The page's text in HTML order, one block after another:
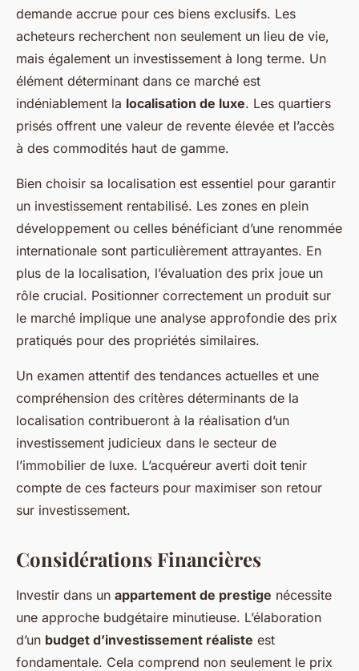
demande accrue pour ces biens exclusifs. Les
acheteurs recherchent non seulement un lieu de vie,
mais également un investissement à long terme. Un
élément déterminant dans ce marché est
indéniablement la localisation de luxe. Les quartiers
prisés offrent une valeur de revente élevée et l’accès
à des commodités haut de gamme.
Bien choisir sa localisation est essentiel pour garantir
un investissement rentabilisé. Les zones en plein
développement ou celles bénéficiant d’une renommée
internationale sont particulièrement attrayantes. En
plus de la localisation, l’évaluation des prix joue un
rôle crucial. Positionner correctement un produit sur
le marché implique une analyse approfondie des prix
pratiqués pour des propriétés similaires.
Un examen attentif des tendances actuelles et une
compréhension des critères déterminants de la
localisation contribueront à la réalisation d’un
investissement judicieux dans le secteur de
l’immobilier de luxe. L’acquéreur averti doit tenir
compte de ces facteurs pour maximiser son retour
sur investissement.
Considérations Financières
Investir dans un appartement de prestige nécessite
une approche budgétaire minutieuse. L’élaboration
d’un budget d’investissement réaliste est
fondamentale. Cela comprend non seulement le prix